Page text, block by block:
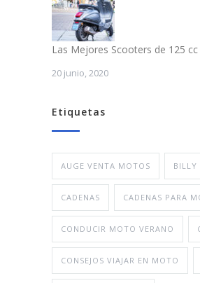
Las Mejores Scooters de 125 cc
20 junio, 2020
Etiquetas
AUGE VENTA MOTOS BILLY
CADENAS CADENAS PARA
CONDUCIR MOTO VERANO
CONSEJOS VIAJAR EN MOTO